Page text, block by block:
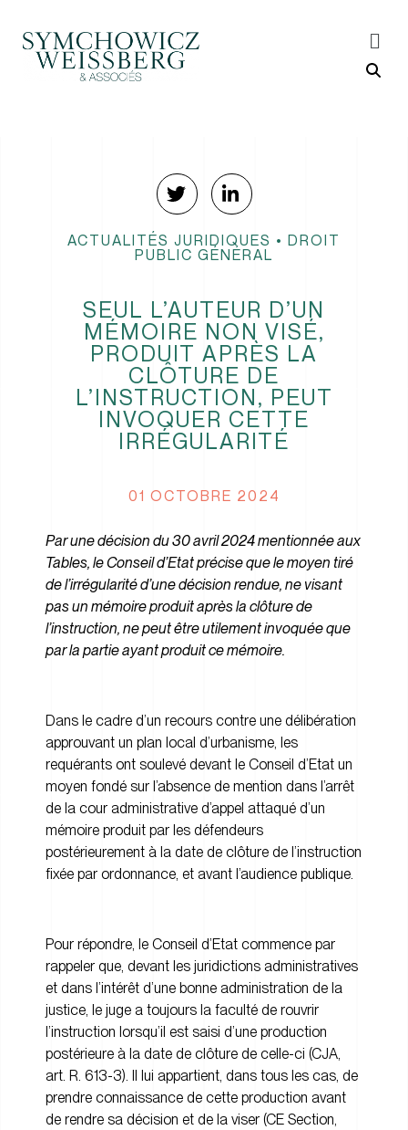
ACTUALITÉS JURIDIQUES • DROIT
PUBLIC GÉNÉRAL
SEUL L’AUTEUR D’UN
MÉMOIRE NON VISÉ,
PRODUIT APRÈS LA
CLÔTURE DE
L’INSTRUCTION, PEUT
INVOQUER CETTE
IRRÉGULARITÉ
01 OCTOBRE 2024
Par une décision du 30 avril 2024 mentionnée aux
Tables, le Conseil d’Etat précise que le moyen tiré
de l’irrégularité d’une décision rendue, ne visant
pas un mémoire produit après la clôture de
l’instruction, ne peut être utilement invoquée que
par la partie ayant produit ce mémoire.
Dans le cadre d’un recours contre une délibération
approuvant un plan local d’urbanisme, les
requérants ont soulevé devant le Conseil d’Etat un
moyen fondé sur l’absence de mention dans l’arrêt
de la cour administrative d’appel attaqué d’un
mémoire produit par les défendeurs
postérieurement à la date de clôture de l’instruction
fixée par ordonnance, et avant l’audience publique.
Pour répondre, le Conseil d’Etat commence par
rappeler que, devant les juridictions administratives
et dans l’intérêt d’une bonne administration de la
justice, le juge a toujours la faculté de rouvrir
l’instruction lorsqu’il est saisi d’une production
postérieure à la date de clôture de celle-ci (CJA,
art. R. 613-3). Il lui appartient, dans tous les cas, de
prendre connaissance de cette production avant
de rendre sa décision et de la viser (CE Section,